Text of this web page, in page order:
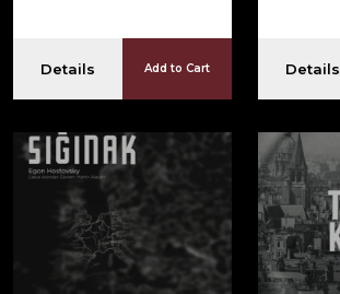
Details Add to Cart Details